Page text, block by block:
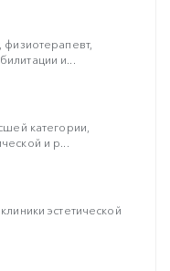
физиотерапевт,
и...
категории,
и р...
эстетической